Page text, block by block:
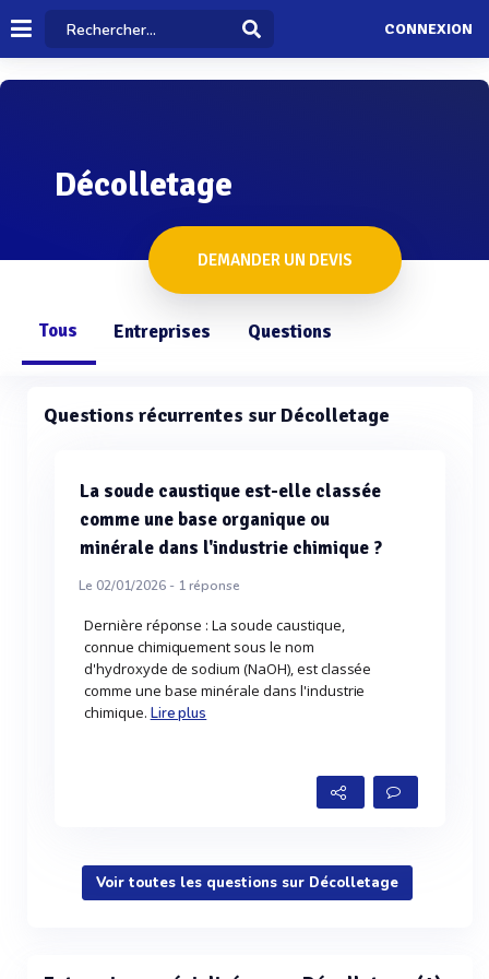
CONNEXION
Décolletage
DEMANDER UN DEVIS
Tous Entreprises Questions
Questions récurrentes sur Décolletage
La soude caustique est-elle classée
comme une base organique ou
minérale dans l'industrie chimique ?
Le 02/01/2026 - 1réponse
Dernière réponse : La soude caustique,
connue chimiquement sous le nom
d'hydroxyde de sodium (NaOH), est classée
comme une base minérale dans l'industrie
chimique. Lire plus
Voir toutes les questions sur Décolletage